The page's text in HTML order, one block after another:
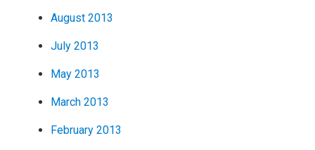
August 2013
July 2013
May 2013
March 2013
February 2013